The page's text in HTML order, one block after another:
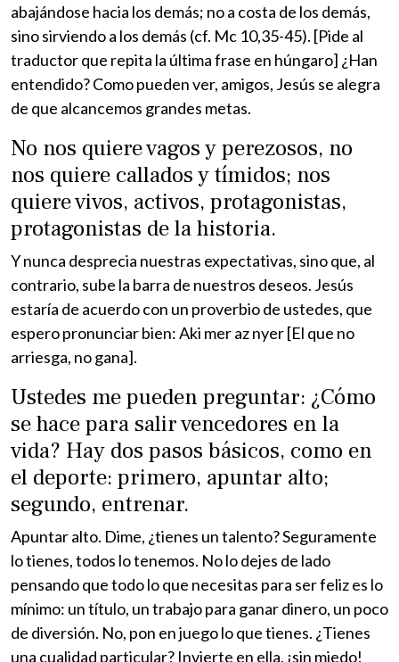
abajándose hacia los demás; no a costa de los demás,
sino sirviendo a los demás (cf. Mc 10,35-45). [Pide al
traductor que repita la última frase en húngaro] ¿Han
entendido? Como pueden ver, amigos, Jesús se alegra
de que alcancemos grandes metas.
No nos quiere vagos y perezosos, no
nos quiere callados y tímidos; nos
quiere vivos, activos, protagonistas,
protagonistas de la historia.
Y nunca desprecia nuestras expectativas, sino que, al
contrario, sube la barra de nuestros deseos. Jesús
estaría de acuerdo con un proverbio de ustedes, que
espero pronunciar bien: Aki mer az nyer [El que no
arriesga, no gana].
Ustedes me pueden preguntar: ¿Cómo
se hace para salir vencedores en la
vida? Hay dos pasos básicos, como en
el deporte: primero, apuntar alto;
segundo, entrenar.
Apuntar alto. Dime, ¿tienes un talento? Seguramente
lo tienes, todos lo tenemos. No lo dejes de lado
pensando que todo lo que necesitas para ser feliz es lo
mínimo: un título, un trabajo para ganar dinero, un poco
de diversión. No, pon en juego lo que tienes. ¿Tienes
una cualidad particular? Invierte en ella, ¡sin miedo!